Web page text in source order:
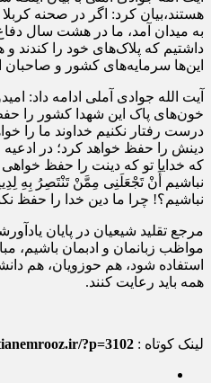
هستند،بیان کرد: اگر در صحنه
به میدان آمد، ما در هشت سال
داشتیم که پلاک‌های خود را کندند و
این‌ها سرمایه‌های کشور و
آیت الله جوادی آملی ادامه داد:
خون‌های پاک این شهدا کشور را حفظ
درست رفتار نکنیم خداوند ما را
دینش را حفظ خواهد کرد؛ در
که خدایا تو که دینت را حفظ
نباشیم أَنْ تَجْعَلَنِی مِمَّنْ تَنْتَصِرُ بِهِ
نباشیم؟! چرا ما دین خدا را حفظ
مرجع تقلید شیعیان در پایان
مواظب زبانمان و ادبمان باشیم،
استفاده شود، هم حوزویان، هم
همه باید رعایت کنند.
لینک کوتاه : ?p=3102